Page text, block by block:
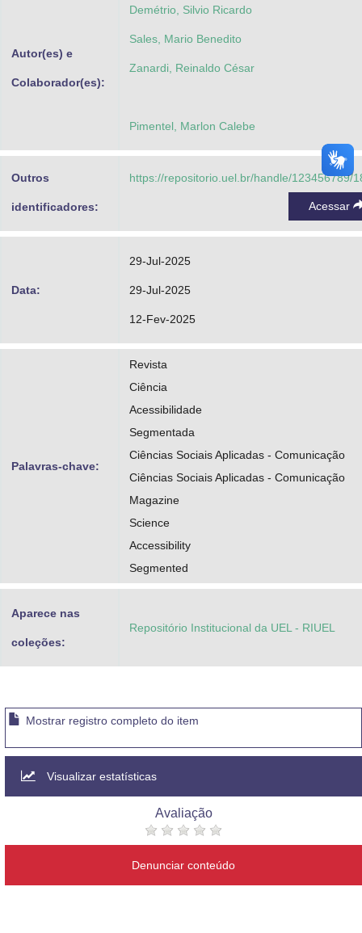
Autor(es) e
Colaborador(es):
Demétrio, Silvio Ricardo
Sales, Mario Benedito
Zanardi, Reinaldo César
Pimentel, Marlon Calebe
Outros
identificadores:
https://repositorio.uel.br/handle/123456789/
Acessar
Data:
29-Jul-2025
29-Jul-2025
12-Fev-2025
Palavras-chave:
Revista
Ciência
Acessibilidade
Segmentada
Ciências Sociais Aplicadas - Comunicação
Ciências Sociais Aplicadas - Comunicação
Magazine
Science
Accessibility
Segmented
Aparece nas
coleções:
Repositório Institucional da UEL - RIUEL
Mostrar registro completo do item
Visualizar estatísticas
Avaliação
Denunciar conteúdo